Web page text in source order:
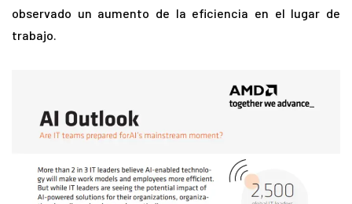
observado un aumento de la eficiencia en el lugar de
trabajo.